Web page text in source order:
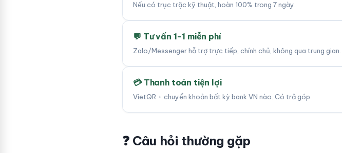
Nếu có trục trặc kỹ thuật, hoàn 100% trong 7 ngày.
💬 Tư vấn 1-1 miễn phí
Zalo/Messenger hỗ trợ trực tiếp, chính chủ, không qua trung gian.
💳 Thanh toán tiện lợi
VietQR + chuyển khoản bất kỳ bank VN nào. Có trả góp.
❓ Câu hỏi thường gặp